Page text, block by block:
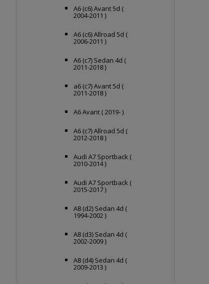
A6 (c6) Avant 5d (
2004-2011 )
A6 (c6) Allroad 5d (
2006-2011 )
A6 (c7) Sedan 4d (
2011-2018 )
a6 (c7) Avant 5d (
2011-2018 )
A6 Avant ( 2019- )
A6 (c7) Allroad 5d (
2012-2018 )
Audi A7 Sportback (
2010-2014 )
Audi A7 Sportback (
2015-2017 )
A8 (d2) Sedan 4d (
1994-2002 )
A8 (d3) Sedan 4d (
2002-2009 )
A8 (d4) Sedan 4d (
2009-2013 )